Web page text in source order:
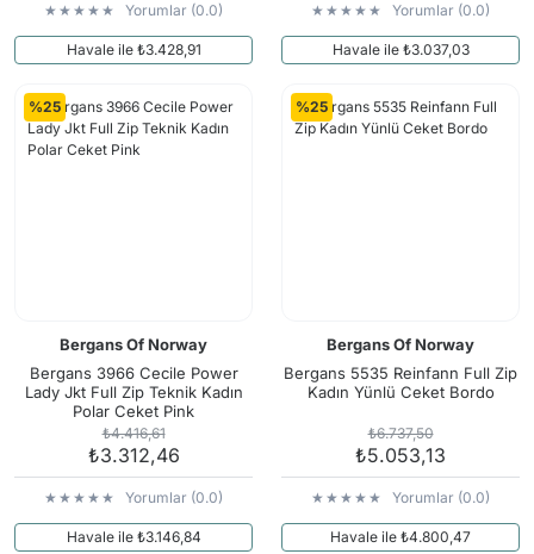
Yorumlar (0.0)
Havale ile ₺3.428,91
Yorumlar (0.0)
Havale ile ₺3.037,03
%25
Bergans Of Norway
Bergans 3966 Cecile Power
Lady Jkt Full Zip Teknik Kadın
Polar Ceket Pink
₺4.416,61
₺3.312,46
Yorumlar (0.0)
Havale ile ₺3.146,84
%25
Bergans Of Norway
Bergans 5535 Reinfann Full Zip
Kadın Yünlü Ceket Bordo
₺6.737,50
₺5.053,13
Yorumlar (0.0)
Havale ile ₺4.800,47